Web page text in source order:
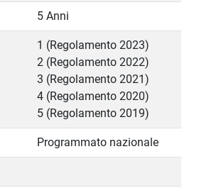
5 Anni
1 (Regolamento 2023)
2 (Regolamento 2022)
3 (Regolamento 2021)
4 (Regolamento 2020)
5 (Regolamento 2019)
Programmato nazionale